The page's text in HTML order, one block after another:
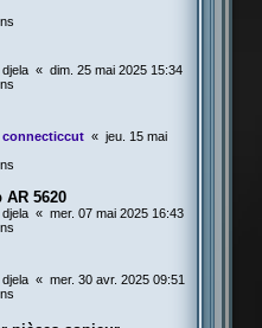
djela « dim. 25 mai 2025 15:34
connecticcut « jeu. 15 mai
AR 5620
djela « mer. 07 mai 2025 16:43
djela « mer. 30 avr. 2025 09:51